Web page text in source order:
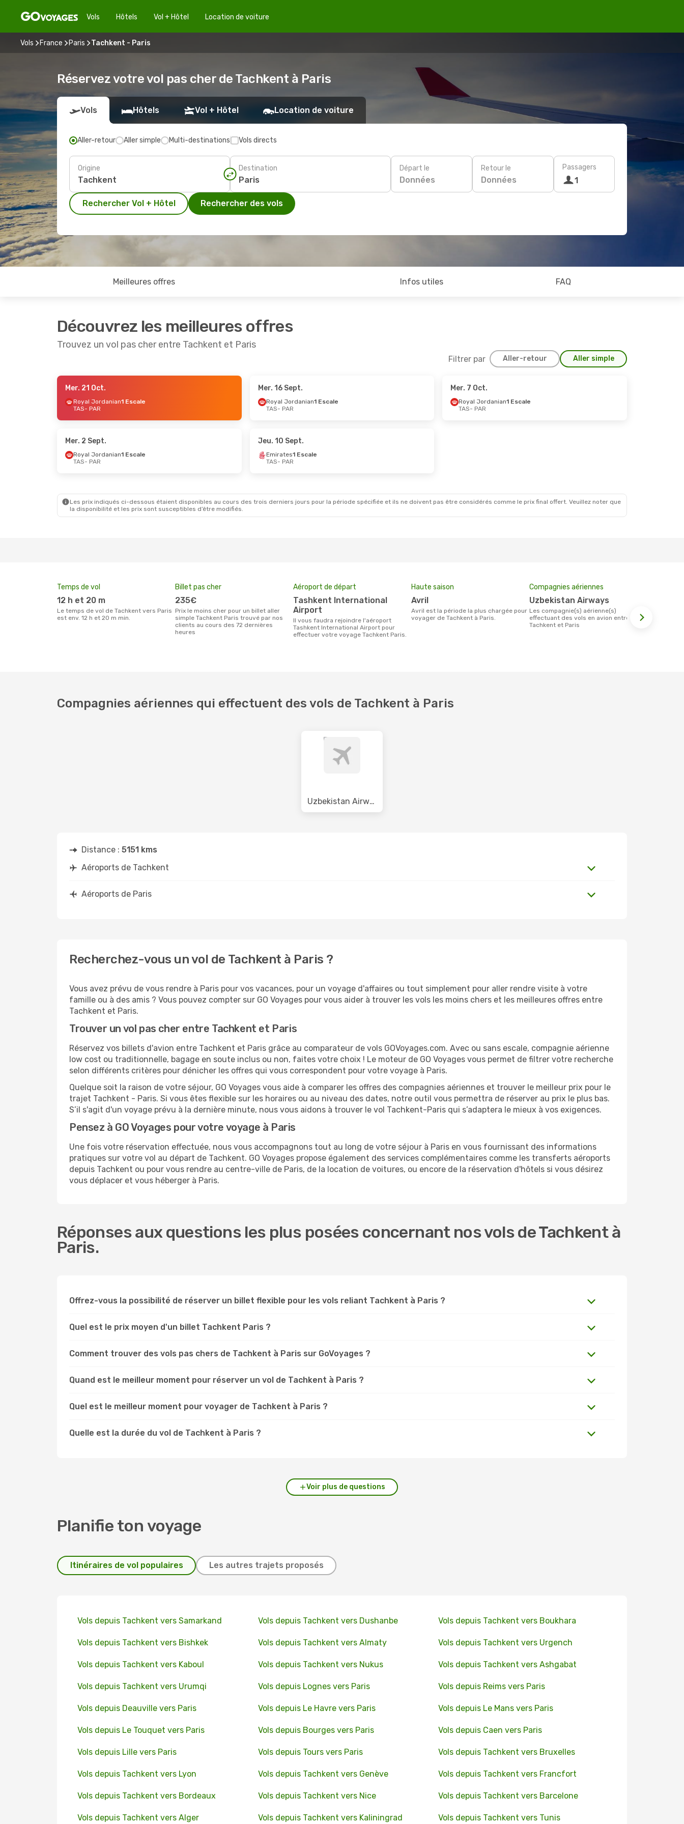
Vols Hôtels Vol + Hôtel Location de voiture
Vols France Paris Tachkent - Paris
Réservez votre vol pas cher de Tachkent à Paris
Vols Hôtels Vol + Hôtel Location de voiture
Aller-retour Aller simple Multi-destinations Vols directs
Origine Destination Départ le
Données
Retour le
Données
Passagers
1
Rechercher Vol + Hôtel Rechercher des vols
Meilleures offres Infos utiles FAQ
Découvrez les meilleures offres
Trouvez un vol pas cher entre Tachkent et Paris
Filtrer par Aller-retour Aller simple
- Mar. 20 Oct.
1 Escale
- Sam. 12 Sept. - Mar. 3 Nov.
- Mar. 29 Sept. - Mer. 2 Sept.
Mer. 21 Oct.
Royal Jordanian1 Escale
TAS- PAR
Mer. 16 Sept.
Royal Jordanian1 Escale
TAS- PAR
Mer. 7 Oct.
Royal Jordanian1 Escale
TAS- PAR
Mer. 2 Sept.
Royal Jordanian1 Escale
TAS- PAR
Jeu. 10 Sept.
Emirates1 Escale
TAS- PAR
Les prix indiqués ci-dessous étaient disponibles au cours des trois derniers jours pour la période spécifiée et ils ne doivent pas être considérés comme le prix final offert. Veuillez noter que
la disponibilité et les prix sont susceptibles d’être modifiés.
Temps de vol
12 h et 20 m
Le temps de vol de Tachkent vers Paris
est env. 12 h et 20 m min.
Billet pas cher
235€
Prix le moins cher pour un billet aller
simple Tachkent Paris trouvé par nos
clients au cours des 72 dernières
heures
Aéroport de départ
Tashkent International
Airport
Il vous faudra rejoindre l'aéroport
Tashkent International Airport pour
effectuer votre voyage Tachkent Paris.
Haute saison
avril
avril est la période la plus chargée pour
voyager de Tachkent à Paris.
Compagnies aériennes
Uzbekistan Airways
Les compagnie(s) aérienne(s)
effectuant des vols en avion entre
Tachkent et Paris
Compagnies aériennes qui effectuent des vols de Tachkent à Paris
Uzbekistan Airways
Distance : 5151 kms
Aéroports de Tachkent
Aéroports de Paris
Recherchez-vous un vol de Tachkent à Paris ?
Vous avez prévu de vous rendre à Paris pour vos vacances, pour un voyage d'affaires ou tout simplement pour aller rendre visite à votre
famille ou à des amis ? Vous pouvez compter sur GO Voyages pour vous aider à trouver les vols les moins chers et les meilleures offres entre
Tachkent et Paris.
Trouver un vol pas cher entre Tachkent et Paris
Réservez vos billets d'avion entre Tachkent et Paris grâce au comparateur de vols GOVoyages.com. Avec ou sans escale, compagnie aérienne
low cost ou traditionnelle, bagage en soute inclus ou non, faites votre choix ! Le moteur de GO Voyages vous permet de filtrer votre recherche
selon différents critères pour dénicher les offres qui vous correspondent pour votre voyage à Paris.
Quelque soit la raison de votre séjour, GO Voyages vous aide à comparer les offres des compagnies aériennes et trouver le meilleur prix pour le
trajet Tachkent - Paris. Si vous êtes flexible sur les horaires ou au niveau des dates, notre outil vous permettra de réserver au prix le plus bas.
S’il s'agit d'un voyage prévu à la dernière minute, nous vous aidons à trouver le vol Tachkent-Paris qui s’adaptera le mieux à vos exigences.
Pensez à GO Voyages pour votre voyage à Paris
Une fois votre réservation effectuée, nous vous accompagnons tout au long de votre séjour à Paris en vous fournissant des informations
pratiques sur votre vol au départ de Tachkent. GO Voyages propose également des services complémentaires comme les transferts aéroports
depuis Tachkent ou pour vous rendre au centre-ville de Paris, de la location de voitures, ou encore de la réservation d'hôtels si vous désirez
vous déplacer et vous héberger à Paris.
Réponses aux questions les plus posées concernant nos vols de Tachkent à
Paris.
Offrez-vous la possibilité de réserver un billet flexible pour les vols reliant Tachkent à Paris ?
Quel est le prix moyen d'un billet Tachkent Paris ?
Comment trouver des vols pas chers de Tachkent à Paris sur GoVoyages ?
Quand est le meilleur moment pour réserver un vol de Tachkent à Paris ?
Quel est le meilleur moment pour voyager de Tachkent à Paris ?
Quelle est la durée du vol de Tachkent à Paris ?
Voir plus de questions
Planifie ton voyage
Itinéraires de vol populaires Les autres trajets proposés
Vols depuis Tachkent vers Samarkand Vols depuis Tachkent vers Dushanbe Vols depuis Tachkent vers Boukhara
Vols depuis Tachkent vers Bishkek Vols depuis Tachkent vers Almaty Vols depuis Tachkent vers Urgench
Vols depuis Tachkent vers Kaboul Vols depuis Tachkent vers Nukus Vols depuis Tachkent vers Ashgabat
Vols depuis Tachkent vers Urumqi Vols depuis Lognes vers Paris Vols depuis Reims vers Paris
Vols depuis Deauville vers Paris Vols depuis Le Havre vers Paris Vols depuis Le Mans vers Paris
Vols depuis Le Touquet vers Paris Vols depuis Bourges vers Paris Vols depuis Caen vers Paris
Vols depuis Lille vers Paris Vols depuis Tours vers Paris Vols depuis Tachkent vers Bruxelles
Vols depuis Tachkent vers Lyon Vols depuis Tachkent vers Genève Vols depuis Tachkent vers Francfort
Vols depuis Tachkent vers Bordeaux Vols depuis Tachkent vers Nice Vols depuis Tachkent vers Barcelone
Vols depuis Tachkent vers Alger Vols depuis Tachkent vers Kaliningrad Vols depuis Tachkent vers Tunis